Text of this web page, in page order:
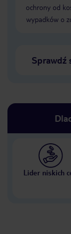
ochrony od
wypadków o
Sprawdź
Lider niskich